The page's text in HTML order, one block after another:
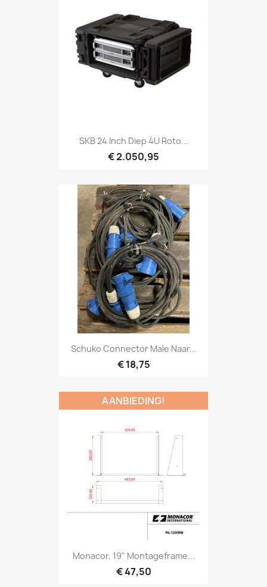
 Snel bekijken
SKB 24 Inch Diep 4U Roto...
€ 2.050,95
Snel bekijken
Schuko Connector Male Naar...
€ 18,75
 Snel bekijken
Monacor, 19" Montageframe...
€ 47,50
AANBIEDING!